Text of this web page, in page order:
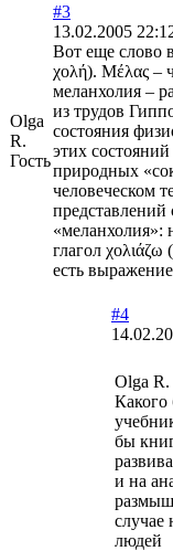
Olga
R.
Гость
#3
13.02.2005
Вот еще слово
χολή). Μέλας –
меланхолия –
из трудов
состояния
этих
природных
человеческом
представлений
«меланхолия»:
глагол χολιάζω
есть
#4
Olga
Какого
бы
и на
случае
людей